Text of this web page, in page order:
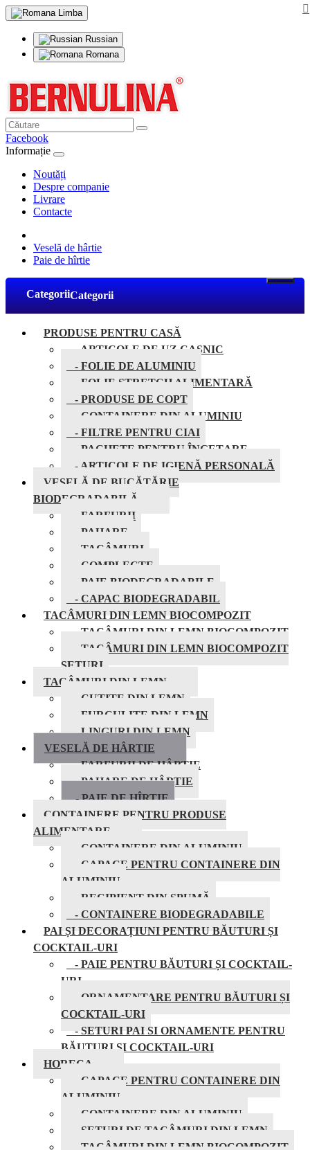
Limba
Russian
Romana
Facebook
Informație
Noutăți
Despre companie
Livrare
Contacte
Veselă de hârtie
Paie de hîrtie
CategoriiCategorii
PRODUSE PENTRU CASĂ
- ARTICOLE DE UZ CASNIC
- FOLIE DE ALUMINIU
- FOLIE STRETCH ALIMENTARĂ
- PRODUSE DE COPT
- CONTAINERE DIN ALUMINIU
- FILTRE PENTRU CIAI
- PACHETE PENTRU ÎNGEȚARE
- ARTICOLE DE IGIENĂ PERSONALĂ
VESELĂ DE BUCĂTĂRIE
BIODEGRADABILĂ
- FARFURII
- PAHARE
- TACÂMURI
- COMPLECTE
- PAIE BIODEGRADABILE
- CAPAC BIODEGRADABIL
TACÂMURI DIN LEMN BIOCOMPOZIT
- TACÂMURI DIN LEMN BIOCOMPOZIT
- TACÂMURI DIN LEMN BIOCOMPOZIT
SETURI
TACÂMURI DIN LEMN
- CUTITE DIN LEMN
- FURCULITE DIN LEMN
- LINGURI DIN LEMN
VESELĂ DE HÂRTIE
- FARFURII DE HÂRTIE
- PAHARE DE HÂRTIE
- PAIE DE HÎRTIE
CONTAINERE PENTRU PRODUSE
ALIMENTARE
- CONTAINERE DIN ALUMINIU
- CAPACE PENTRU CONTAINERE DIN
ALUMINIU
- RECIPIENT DIN SPUMĂ
- CONTAINERE BIODEGRADABILE
PAI ȘI DECORAȚIUNI PENTRU BĂUTURI ȘI
COCKTAIL-URI
- PAIE PENTRU BĂUTURI ȘI COCKTAIL-
URI
- ORNAMENTARE PENTRU BĂUTURI ȘI
COCKTAIL-URI
- SETURI PAI SI ORNAMENTE PENTRU
BĂUTURI ȘI COCKTAIL-URI
HORECA
- CAPACE PENTRU CONTAINERE DIN
ALUMINIU
- CONTAINERE DIN ALUMINIU
- SETURI DE TACÂMURI DIN LEMN
- TACÂMURI DIN LEMN BIOCOMPOZIT